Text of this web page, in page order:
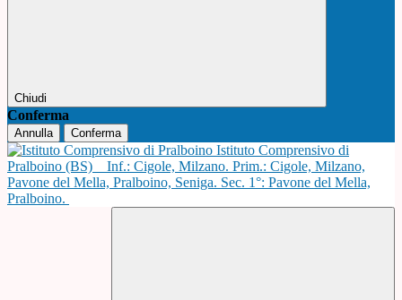
Chiudi
Conferma
Annulla Conferma
Istituto Comprensivo di
Pralboino (BS)
Inf.: Cigole, Milzano. Prim.: Cigole, Milzano,
Pavone del Mella, Pralboino, Seniga. Sec. 1°: Pavone del Mella,
Pralboino.